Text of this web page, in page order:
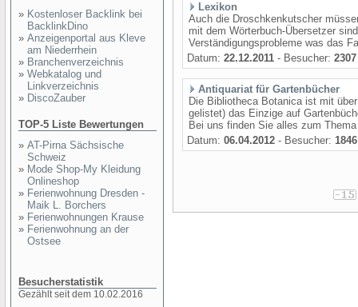
» Kostenloser Backlink bei
BacklinkDino
» Anzeigenportal aus Kleve
am Niederrhein
» Branchenverzeichnis
» Webkatalog und
Linkverzeichnis
» DiscoZauber
TOP-5 Liste Bewertungen
» AT-Pirna Sächsische
Schweiz
» Mode Shop-My Kleidung
Onlineshop
» Ferienwohnung Dresden -
Maik L. Borchers
» Ferienwohnungen Krause
» Ferienwohnung an der
Ostsee
Besucherstatistik
Gezählt seit dem 10.02.2016
Lexikon
Auch die Droschkenkutscher
mit dem Wörterbuch-Übersetzer
Verständigungsprobleme was das
Datum: 22.12.2011 - Besucher: 2307
Antiquariat für Gartenbücher
Die Bibliotheca Botanica ist mit
gelistet) das Einzige auf
Bei uns finden Sie alles zum
Datum: 06.04.2012 - Besucher: 1846